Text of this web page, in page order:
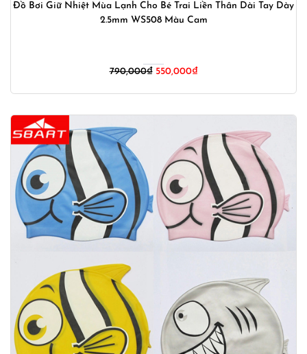
Đồ Bơi Giữ Nhiệt Mùa Lạnh Cho Bé Trai Liền Thân Dài Tay Dày
2.5mm WS508 Màu Cam
790,000₫ Giá
790,000₫.
550,000₫Giá
là:
550,000₫.